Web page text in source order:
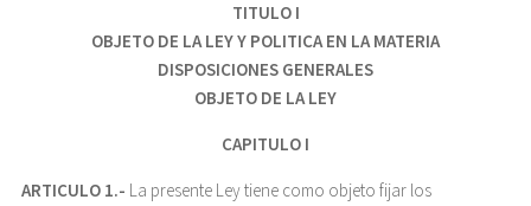
TITULO I
OBJETO DE LA LEY Y POLITICA EN LA MATERIA
DISPOSICIONES GENERALES
OBJETO DE LA LEY
CAPITULO I
ARTICULO 1.- La presente Ley tiene como objeto fijar los